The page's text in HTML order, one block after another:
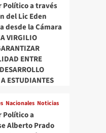
Político a través
del Lic Eden
desde la Cámara
VIRGILIO
ENTRE
ESTUDIANTES
Nacionales Noticias
Político a
Alberto Prado